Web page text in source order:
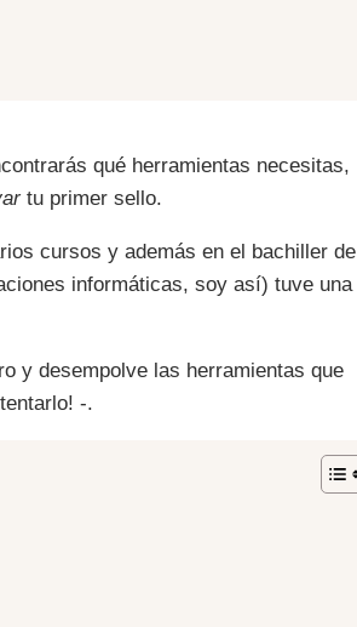
qué herramientas necesitas,
tu primer sello.
cursos y además en el bachiller de
informáticas, soy así) tuve una
y desempolve las herramientas que
-.